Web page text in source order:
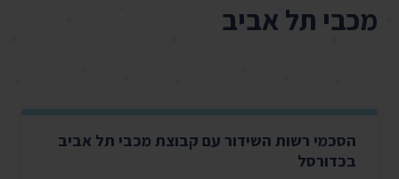
מכבי תל אביב
הסכמי רשות השידור עם קבוצת מכבי תל אביב
בכדורסל